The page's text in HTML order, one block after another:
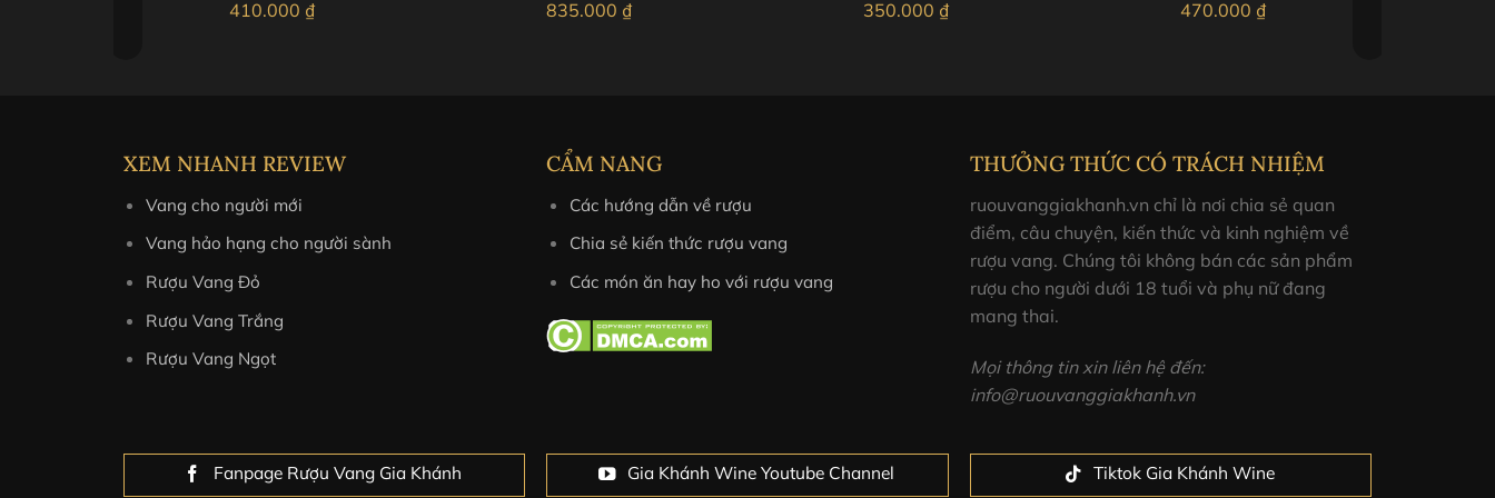
tốt nhất ở nơi khô ráo và thoáng mát, nhiệt độ từ 22-25°C
410.000 ₫ 835.000 ₫ 350.000 ₫ 470.000 ₫
XEM NHANH REVIEW
Vang cho người mới
Vang hảo hạng cho người sành
Rượu Vang Đỏ
Rượu Vang Trắng
Rượu Vang Ngọt
CẨM NANG
Các hướng dẫn về rượu
Chia sẻ kiến thức rượu vang
Các món ăn hay ho với rượu vang
THƯỞNG THỨC CÓ TRÁCH NHIỆM
ruouvanggiakhanh.vn chỉ là nơi chia sẻ quan
điểm, câu chuyện, kiến thức và kinh nghiệm về
rượu vang. Chúng tôi không bán các sản phẩm
rượu cho người dưới 18 tuổi và phụ nữ đang
mang thai.
Mọi thông tin xin liên hệ đến:
info@ruouvanggiakhanh.vn
Fanpage Rượu Vang Gia Khánh Gia Khánh Wine Youtube Channel Tiktok Gia Khánh Wine